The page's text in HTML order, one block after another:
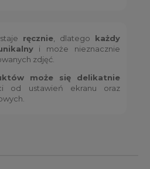
ręcznie, dlatego każdy
i może nieznacznie
zdjęć.
może się delikatnie
od ustawień ekranu oraz